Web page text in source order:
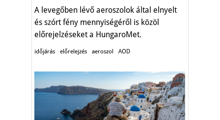
A levegőben lévő aeroszolok által elnyelt
és szórt fény mennyiségéről is közöl
előrejelzéseket a HungaroMet.
időjárás előrelejzés aeroszol AOD